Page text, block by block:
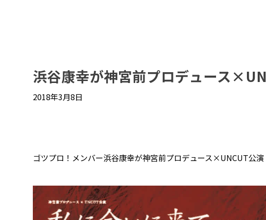
浜谷康幸が神宮前プロデュース
2018年3月8日
ゴツプロ！メンバー浜谷康幸が神宮前プロデュース×UNCUT公演